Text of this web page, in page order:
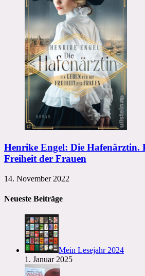
Henrike Engel: Die Hafenärztin.
Freiheit der Frauen
14. November 2022
Neueste Beiträge
Mein Lesejahr 2024
1. Januar 2025